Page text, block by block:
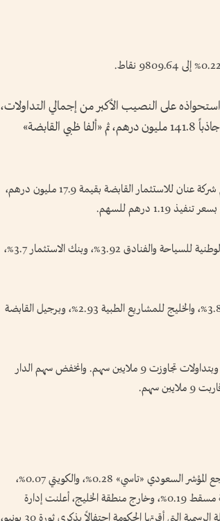
على النصيب الأكبر من إجمالي التداولات،
بسيولة 165 مليون درهم، تلاه «أبوظبي الإسلامي» جاذباً 141.8 مليون درهم، ثم «ألفا ظبي القابضة»
وشهد سوق أبوظبي تنفيذ صفقة كبيرة مباشرة على أسهم شركة عنان للاستثمار القابضة بقيمة 17.9 مليون درهم،
وارتفعت في سوق أبوظبي أسهم حياة للتأمين 6.45%، والوطنية للسياحة والفنادق 3.92%، وبنك الاستثمار 3.7%،
في المقابل، تراجعت أسهم دار التأمين 4.7%، وأوراسكوم 3.8%، والخليج للمشاريع الطبية 2.93%، وبرجيل القابضة
بينما انخفض سهم بروج بنحو 0.4% عند 2.510 درهم، وبتداولات تجاوزت 9 ملايين سهم. وانخفض سهم الدار
شهدت مؤشرات البورصات العربية تبايناً في الأداء، إذ تراجع المؤشر السعودي «تاسي» 0.28%، والكويتي 0.07%،
والقطري 0.77%، والبحرين 0.21%، فيما ارتفعت بورصة مسقط 0.19%، وخارج منطقة الخليج، أعلنت إدارة